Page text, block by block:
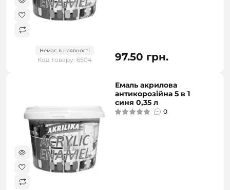
Немає в наявності
Код товару: 6504 97.50 грн.
Емаль акрилова
антикорозійна 5 в 1
синя 0,35 л
0